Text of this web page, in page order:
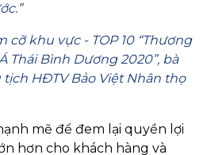
cỡ khu vực - TOP 10 “Thương
Thái Bình Dương 2020”, bà
tịch HĐTV Bảo Việt Nhân thọ
mẽ để đem lại quyền lợi
hơn cho khách hàng và